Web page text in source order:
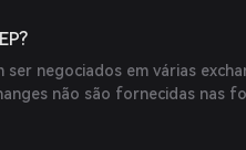
ser negociados em várias
não são fornecidas nas